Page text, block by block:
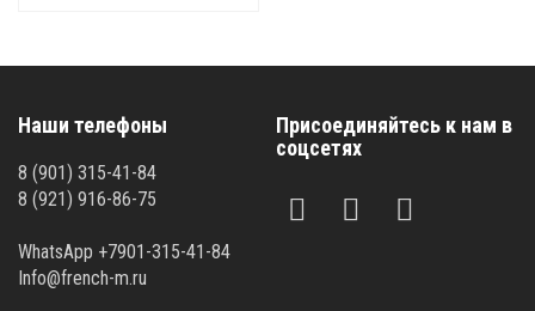
Наши телефоны
8 (901) 315-41-84
8 (921) 916-86-75
WhatsApp +7901-315-41-84
Info@french-m.ru
Присоединяйтесь к нам в
соцсетях